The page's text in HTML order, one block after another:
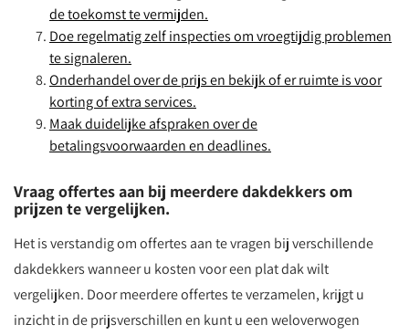
de toekomst te vermijden.
Doe regelmatig zelf inspecties om vroegtijdig problemen
te signaleren.
Onderhandel over de prijs en bekijk of er ruimte is voor
korting of extra services.
Maak duidelijke afspraken over de
betalingsvoorwaarden en deadlines.
Vraag offertes aan bij meerdere dakdekkers om
prijzen te vergelijken.
Het is verstandig om offertes aan te vragen bij verschillende
dakdekkers wanneer u kosten voor een plat dak wilt
vergelijken. Door meerdere offertes te verzamelen, krijgt u
inzicht in de prijsverschillen en kunt u een weloverwogen